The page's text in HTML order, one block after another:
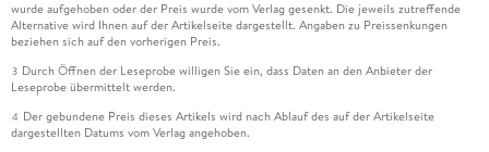
wurde aufgehoben oder der Preis wurde vom Verlag gesenkt. Die jeweils zutreffende
Alternative wird Ihnen auf der Artikelseite dargestellt. Angaben zu Preissenkungen
beziehen sich auf den vorherigen Preis.
3 Durch Öffnen der Leseprobe willigen Sie ein, dass Daten an den Anbieter der
Leseprobe übermittelt werden.
4 Der gebundene Preis dieses Artikels wird nach Ablauf des auf der Artikelseite
dargestellten Datums vom Verlag angehoben.